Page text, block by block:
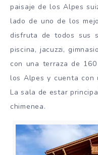
paisaje de los Alpes
lado de uno de los
disfruta de todos sus
piscina, jacuzzi,
con una terraza de
los Alpes y cuenta con
La sala de estar
chimenea.